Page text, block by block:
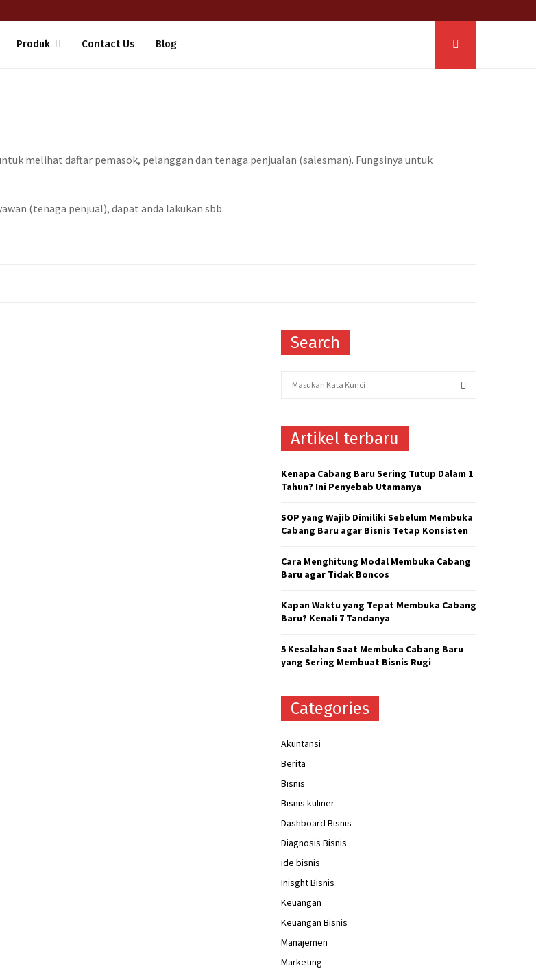
Produk Contact Us Blog
melihat daftar pemasok, pelanggan dan tenaga penjualan (salesman). Fungsinya untuk
(tenaga penjual), dapat anda lakukan sbb:
Search
h
o
r
C
Artikel terbaru
Kenapa Cabang Baru Sering Tutup Dalam 1
Tahun? Ini Penyebab Utamanya
SOP yang Wajib Dimiliki Sebelum Membuka
Cabang Baru agar Bisnis Tetap Konsisten
Cara Menghitung Modal Membuka Cabang
Baru agar Tidak Boncos
Kapan Waktu yang Tepat Membuka Cabang
Baru? Kenali 7 Tandanya
5 Kesalahan Saat Membuka Cabang Baru
yang Sering Membuat Bisnis Rugi
Categories
Akuntansi
Berita
Bisnis
Bisnis kuliner
Dashboard Bisnis
Diagnosis Bisnis
ide bisnis
Inisght Bisnis
Keuangan
Keuangan Bisnis
Manajemen
Marketing